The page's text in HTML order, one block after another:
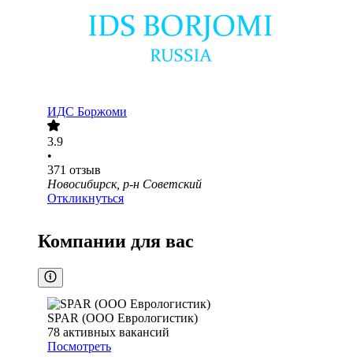
ИДС Боржоми
3.9
•
371 отзыв
Новосибирск, р-н Советский
Откликнуться
Компании для вас
SPAR (ООО Еврологистик)
78 активных вакансий
Посмотреть